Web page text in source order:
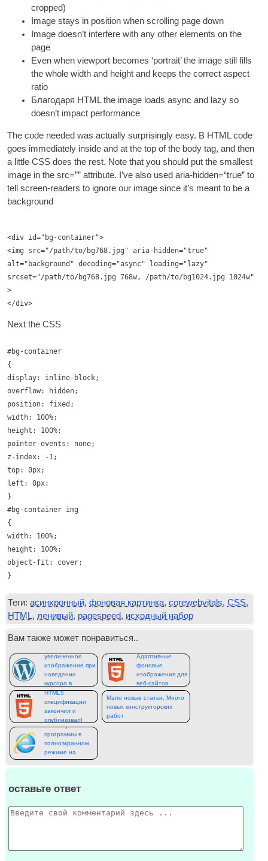
cropped)
Image stays in pos­i­tion when scrolling page down
Image does­n’t inter­fere with any oth­er ele­ments on the
page
Even when view­port becomes ‘por­trait’ the image still fills
the whole width and height and keeps the cor­rect aspect
ratio
Благодаря HTML the image loads async and lazy so
does­n’t impact performance
The code needed was actu­ally sur­pris­ingly easy. В HTML code
goes imme­di­ately inside and at the top of the body tag,and then
a little CSS does the rest. Note that you should put the smal­lest
image in the src=”” attrib­ute.
I’ve also used aria-hidden=“true” to
tell screen-read­ers to ignore our image since it’s meant to be a
background
<div id="bg-container">
<img src="/path/to/bg768.jpg" aria-hidden="true"
alt="background" decoding="async" loading="lazy"
srcset="/path/to/bg768.jpg 768w, /path/to/bg1024.jpg 1024w"
>
</div>
Next the CSS
#bg-container
{
display: inline-block;
overflow: hidden;
position: fixed;
width: 100%;
height: 100%;
pointer-events: none;
z-index: -1;
top: 0px;
left: 0px;
}
#bg-container img
{
width: 100%;
height: 100%;
object-fit: cover;
}
Теги: асинхронный,фоновая картинка,corewebvitals,CSS,
HTML, ленивый, pagespeed, исходный набор
Вам также может понравиться..
увеличенное
изображение при
наведении
курсора в
wordpress
Адаптивные
фоновые
изображения для
веб-сайтов
HTML5
спецификации
закончил и
опубликовал!
Мало новые статьи, Много
новых конструкторских
работ
Как запускать
программы в
полноэкранном
режиме на
основе HTML
оставьте ответ